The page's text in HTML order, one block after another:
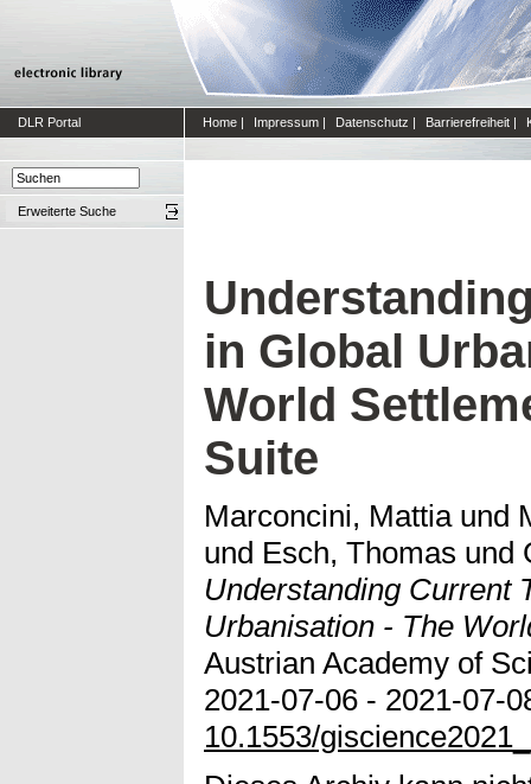
DLR Portal Home | Impressum | Datenschutz | Barrierefreiheit |
Erweiterte Suche
in Global
World
Suite
Marconcini, Mattiaund
und Esch, Thomas und
Understanding Current
Urbanisation - The
Austrian Academy of
2021-07-06 - 2021-07-
10.1553/